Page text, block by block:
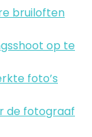
bruiloften
op te
foto’s
de fotograaf